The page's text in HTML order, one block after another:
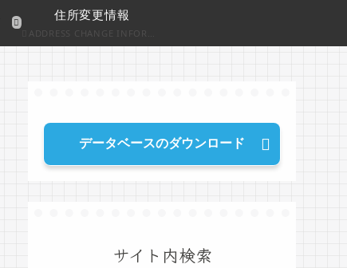
住所変更情報
ADDRESS CHANGE INFORMATION
データベースのダウンロード
サイト内検索